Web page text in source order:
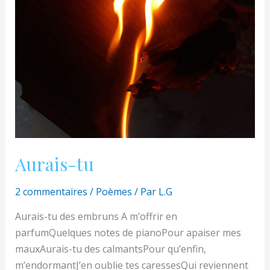
Aurais-tu
2 commentaires / Poèmes / Par L.G
Aurais-tu des embruns A m’offrir en
parfumQuelques notes de pianoPour apaiser mes
mauxAurais-tu des calmantsPour qu’enfin,
m’endormantJ’en oublie tes caressesQui reviennent